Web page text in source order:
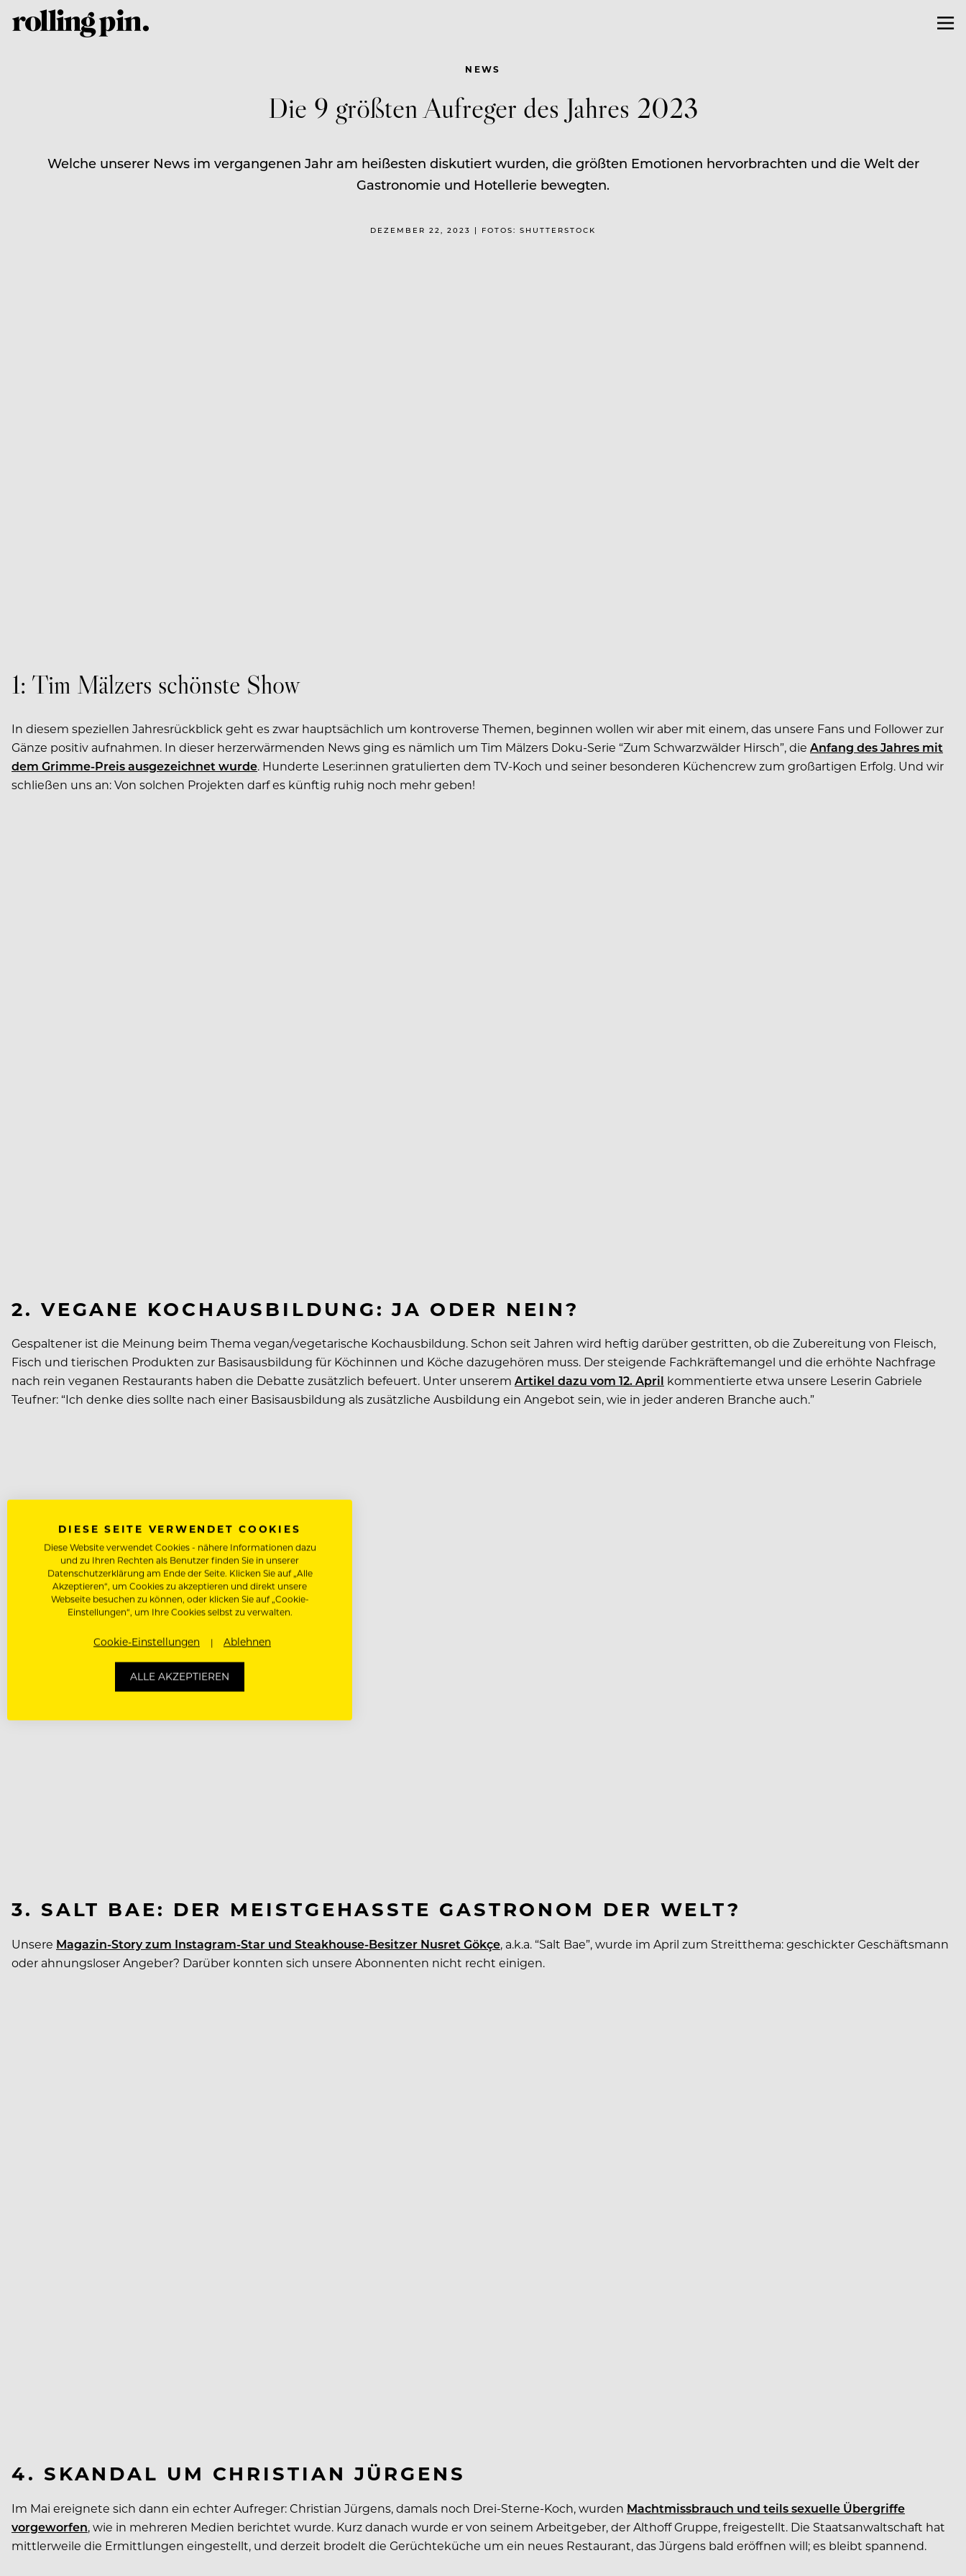
NEWS
Die 9 größten Aufreger des Jahres 2023
Welche unserer News im vergangenen Jahr am heißesten diskutiert wurden, die größten Emotionen hervorbrachten und die Welt der
Gastronomie und Hotellerie bewegten.
DEZEMBER 22, 2023 | FOTOS: SHUTTERSTOCK
1: Tim Mälzers schönste Show
In diesem speziellen Jahresrückblick geht es zwar hauptsächlich um kontroverse Themen, beginnen wollen wir aber mit einem, das unsere Fans und Follower zur
Gänze positiv aufnahmen. In dieser herzerwärmenden News ging es nämlich um Tim Mälzers Doku-Serie “Zum Schwarzwälder Hirsch”, die Anfang des Jahres mit
dem Grimme-Preis ausgezeichnet wurde. Hunderte Leser:innen gratulierten dem TV-Koch und seiner besonderen Küchencrew zum großartigen Erfolg. Und wir
schließen uns an: Von solchen Projekten darf es künftig ruhig noch mehr geben!
2. VEGANE KOCHAUSBILDUNG: JA ODER NEIN?
Gespaltener ist die Meinung beim Thema vegan/vegetarische Kochausbildung. Schon seit Jahren wird heftig darüber gestritten, ob die Zubereitung von Fleisch,
Fisch und tierischen Produkten zur Basisausbildung für Köchinnen und Köche dazugehören muss. Der steigende Fachkräftemangel und die erhöhte Nachfrage
nach rein veganen Restaurants haben die Debatte zusätzlich befeuert. Unter unserem Artikel dazu vom 12. April kommentierte etwa unsere Leserin Gabriele
Teufner: “Ich denke dies sollte nach einer Basisausbildung als zusätzliche Ausbildung ein Angebot sein, wie in jeder anderen Branche auch.”
3. SALT BAE: DER MEISTGEHASSTE GASTRONOM DER WELT?
Unsere Magazin-Story zum Instagram-Star und Steakhouse-Besitzer Nusret Gökçe, a.k.a. “Salt Bae”, wurde im April zum Streitthema: geschickter Geschäftsmann
oder ahnungsloser Angeber? Darüber konnten sich unsere Abonnenten nicht recht einigen.
4. SKANDAL UM CHRISTIAN JÜRGENS
Im Mai ereignete sich dann ein echter Aufreger: Christian Jürgens, damals noch Drei-Sterne-Koch, wurden Machtmissbrauch und teils sexuelle Übergriffe
vorgeworfen, wie in mehreren Medien berichtet wurde. Kurz danach wurde er von seinem Arbeitgeber, der Althoff Gruppe, freigestellt. Die Staatsanwaltschaft hat
mittlerweile die Ermittlungen eingestellt, und derzeit brodelt die Gerüchteküche um ein neues Restaurant, das Jürgens bald eröffnen will; es bleibt spannend.
DIESE SEITE VERWENDET COOKIES
Diese Website verwendet Cookies - nähere Informationen dazu
und zu Ihren Rechten als Benutzer finden Sie in unserer
Datenschutzerklärung am Ende der Seite. Klicken Sie auf „Alle
Akzeptieren“, um Cookies zu akzeptieren und direkt unsere
Webseite besuchen zu können, oder klicken Sie auf „Cookie-
Einstellungen“, um Ihre Cookies selbst zu verwalten.
Cookie-Einstellungen Ablehnen
ALLE AKZEPTIEREN